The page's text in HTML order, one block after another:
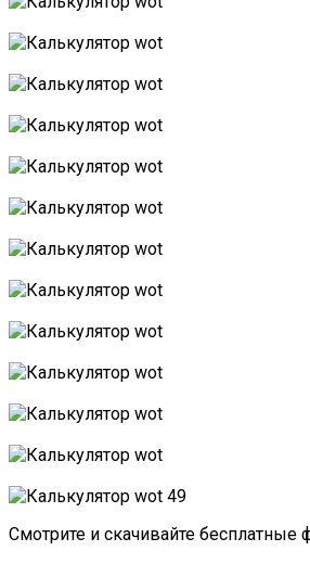
Смотрите и скачивайте